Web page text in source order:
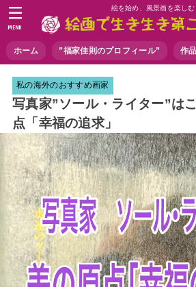
絵を始め、風景画を楽しむ
ホーム ”福家佳則のプロフィール” 作
MENU
私の海外のおすすめ画家
写真家”ソール・ライター”は
点「幸福の追求」